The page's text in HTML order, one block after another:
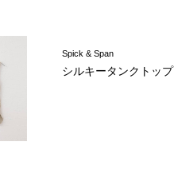
Spick & Span
シルキータンクトップ